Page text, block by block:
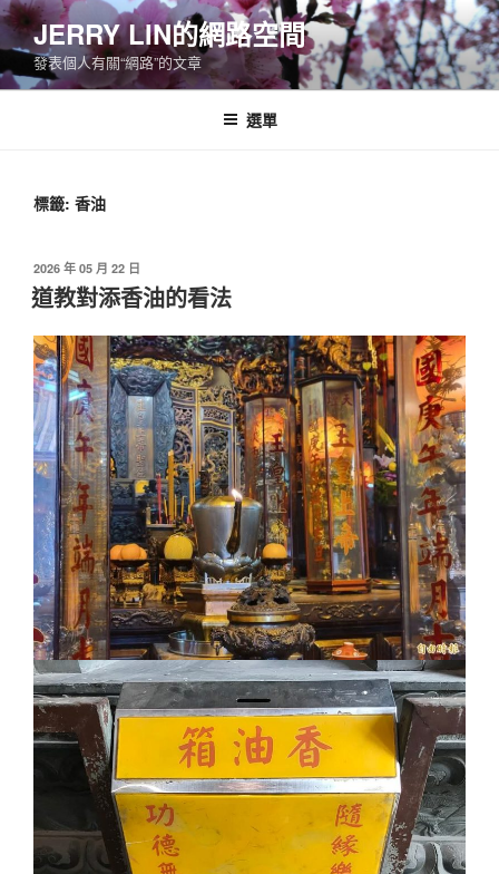
跳
至
主
要
JERRY LIN的網路空間
發表個人有關“網路”的文章
選單
標籤: 香油
發
佈
於
2026 年 05 月 22 日
道教對添香油的看法